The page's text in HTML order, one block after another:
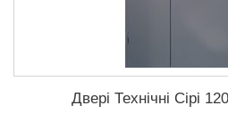
Двері Технічні Сірі